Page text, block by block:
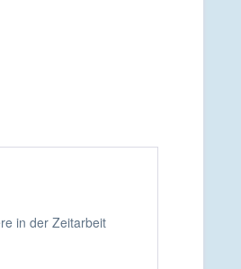
in der Zeitarbeit